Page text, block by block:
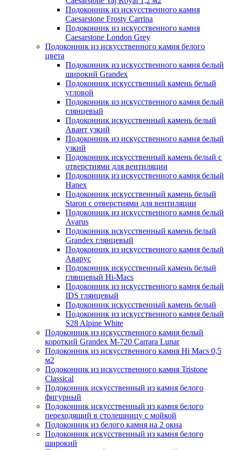
Подоконник из искусственного камня
Caesarstone Frosty Carrina
Подоконник из искусственного камня
Caesarstone London Grey
Подоконник из искусственного камня белого
цвета
Подоконник из искусственного камня белый
широкий Grandex
Подоконник искусственный камень белый
угловой
Подоконник из искусственного камня белый
глянцевый
Подоконник искусственный камень белый
Авант узкий
Подоконник из искусственного камня белый
узкий
Подоконник искусственный камень белый с
отверстиями для вентиляции
Подоконник из искусственного камня белый
Hanex
Подоконник искусственный камень белый
Staron с отверстиями для вентиляции
Подоконник из искусственного камня белый
Avarus
Подоконник искусственный камень белый
Grandex глянцевый
Подоконник из искусственного камня белый
Аварус
Подоконник искусственный камень белый
глянцевый Hi-Macs
Подоконник из искусственного камня белый
IDS глянцевый
Подоконник искусственный камень белый
Подоконник из искусственного камня белый
S28 Alpine White
Подоконник из искусственного камня белый
короткий Grandex M-720 Carrara Lunar
Подоконник из искусственного камня Hi Macs 0,5
м2
Подоконник из искусственного камня Tristone
Classical
Подоконник искусственный из камня белого
фигурный
Подоконник искусственный из камня белого
переходящий в столешницу с мойкой
Подоконник из белого камня на 2 окна
Подоконник искусственный из камня белого
широкий